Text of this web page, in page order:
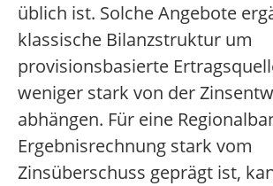
üblich ist. Solche Angebote
klassische Bilanzstruktur um
provisionsbasierte
weniger stark von der
abhängen. Für eine
Ergebnisrechnung stark vom
Zinsüberschuss geprägt ist,